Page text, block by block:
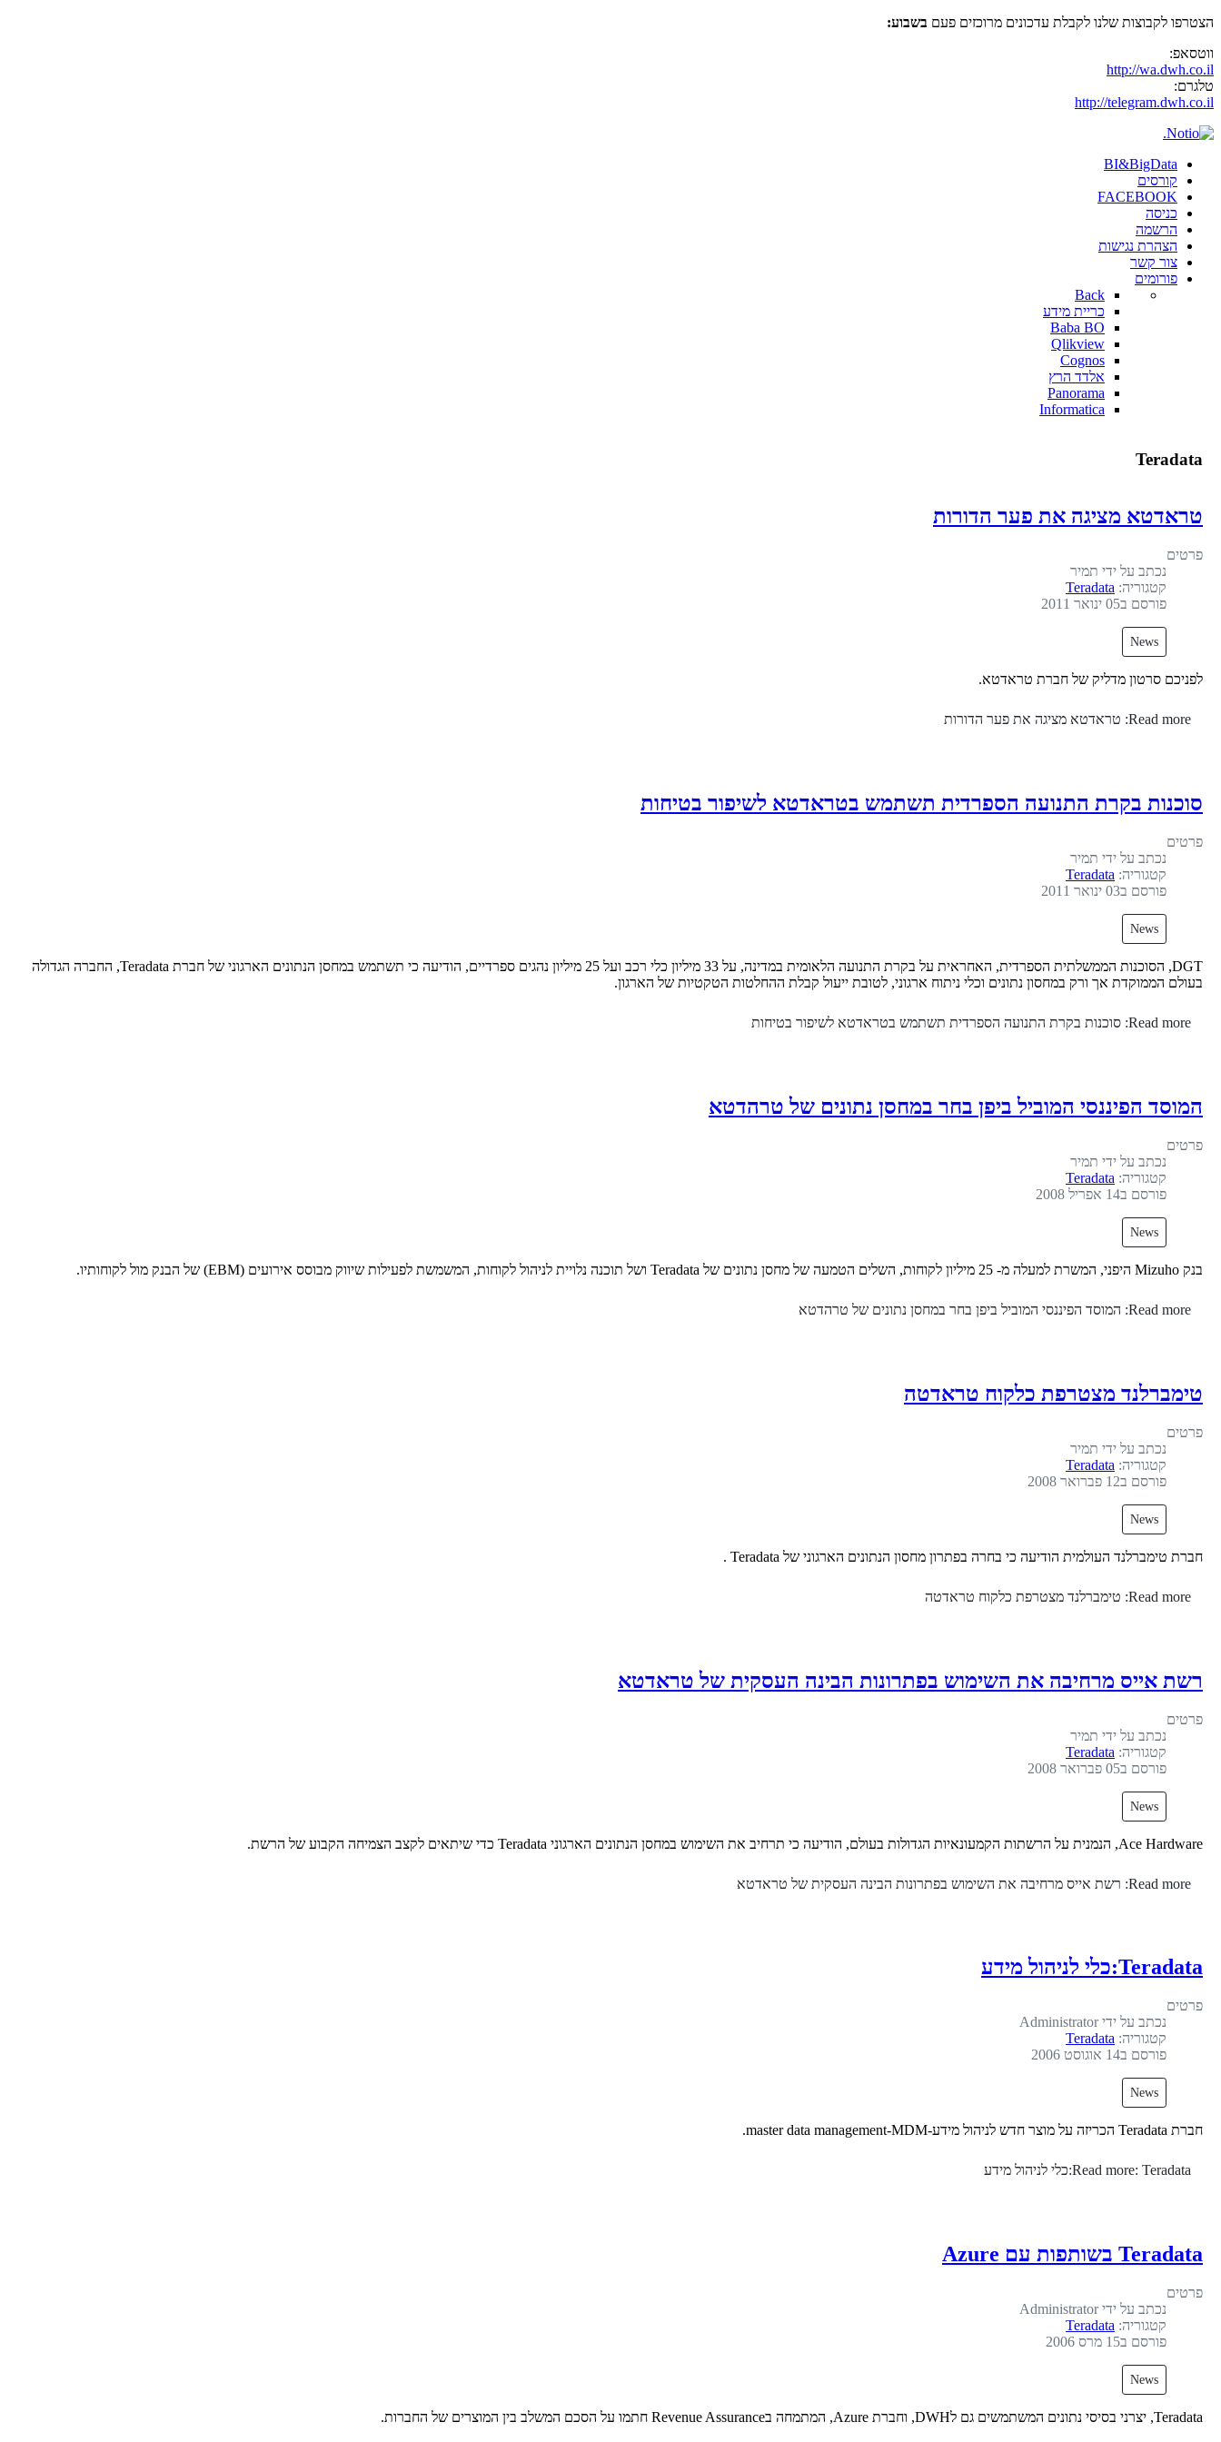
הצטרפו לקבוצות שלנו לקבלת עדכונים מרוכזים פעם בשבוע:
ווטסאפ:
http://wa.dwh.co.il
טלגרם:
http://telegram.dwh.co.il
BI&BigData
קורסים
FACEBOOK
כניסה
הרשמה
הצהרת נגישות
צור קשר
פורומים
Back
כריית מידע
Baba BO
Qlikview
Cognos
אלדד הרץ
Panorama
Informatica
Teradata
טראדטא מציגה את פער הדורות
פרטים
נכתב על ידי תמיר
קטגוריה: Teradata
פורסם ב05 ינואר 2011
News
לפניכם סרטון מדליק של חברת טראדטא.
Read more: טראדטא מציגה את פער הדורות
סוכנות בקרת התנועה הספרדית תשתמש בטראדטא לשיפור בטיחות
פרטים
נכתב על ידי תמיר
קטגוריה: Teradata
פורסם ב03 ינואר 2011
News
DGT, הסוכנות הממשלתית הספרדית, האחראית על בקרת התנועה הלאומית במדינה, על 33 מיליון כלי רכב ועל 25 מיליון נהגים ספרדיים, הודיעה כי תשתמש במחסן הנתונים הארגוני של חברת Teradata, החברה הגדולה
בעולם הממוקדת אך ורק במחסון נתונים וכלי ניתוח ארגוני, לטובת ייעול קבלת ההחלטות הטקטיות של הארגון.
Read more: סוכנות בקרת התנועה הספרדית תשתמש בטראדטא לשיפור בטיחות
המוסד הפיננסי המוביל ביפן בחר במחסן נתונים של טרהדטא
פרטים
נכתב על ידי תמיר
קטגוריה: Teradata
פורסם ב14 אפריל 2008
News
בנק Mizuho היפני, המשרת למעלה מ- 25 מיליון לקוחות, השלים הטמעה של מחסן נתונים של Teradata ושל תוכנה נלויית לניהול לקוחות, המשמשת לפעילות שיווק מבוסס אירועים (EBM) של הבנק מול לקוחותיו.
Read more: המוסד הפיננסי המוביל ביפן בחר במחסן נתונים של טרהדטא
טימברלנד מצטרפת כלקוח טראדטה
פרטים
נכתב על ידי תמיר
קטגוריה: Teradata
פורסם ב12 פברואר 2008
News
חברת טימברלנד העולמית הודיעה כי בחרה בפתרון מחסון הנתונים הארגוני של Teradata .
Read more: טימברלנד מצטרפת כלקוח טראדטה
רשת אייס מרחיבה את השימוש בפתרונות הבינה העסקית של טראדטא
פרטים
נכתב על ידי תמיר
קטגוריה: Teradata
פורסם ב05 פברואר 2008
News
Ace Hardware, הנמנית על הרשתות הקמעונאיות הגדולות בעולם, הודיעה כי תרחיב את השימוש במחסן הנתונים הארגוני Teradata כדי שיתאים לקצב הצמיחה הקבוע של הרשת.
Read more: רשת אייס מרחיבה את השימוש בפתרונות הבינה העסקית של טראדטא
Teradata:כלי לניהול מידע
פרטים
נכתב על ידיAdministrator
קטגוריה: Teradata
פורסם ב14 אוגוסט 2006
News
חברת Teradata הכריזה על מוצר חדש לניהול מידע-master data management-MDM.
Read more: Teradata:כלי לניהול מידע
Teradata בשותפות עם Azure
פרטים
נכתב על ידיAdministrator
קטגוריה: Teradata
פורסם ב15 מרס 2006
News
Teradata, יצרני בסיסי נתונים המשתמשים גם לDWH, וחברת Azure, המתמחה בRevenue Assurance חתמו על הסכם המשלב בין המוצרים של החברות.